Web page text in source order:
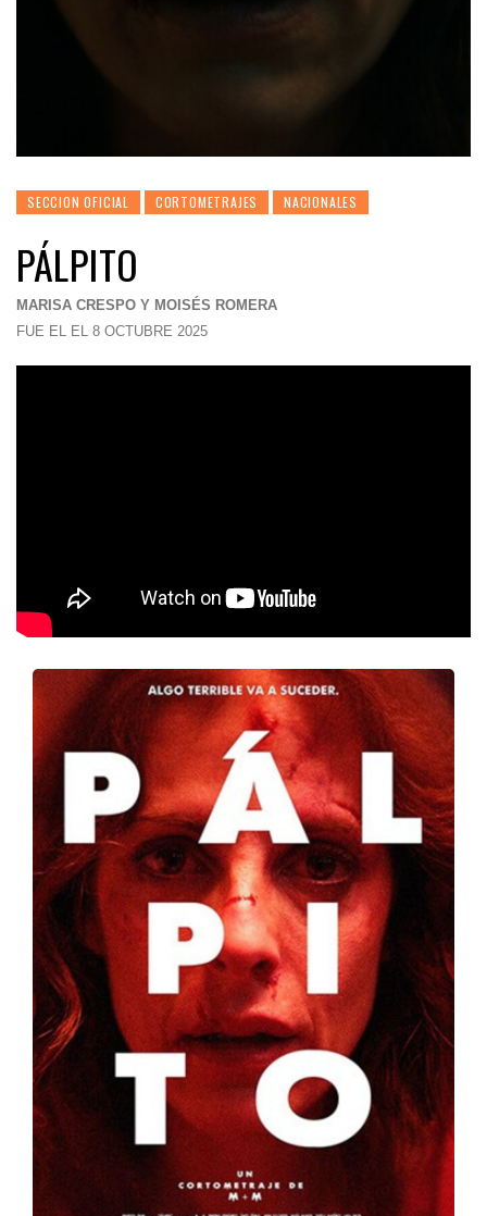
SECCION OFICIAL CORTOMETRAJES NACIONALES
PÁLPITO
MARISA CRESPO Y MOISÉS ROMERA
FUE EL EL 8 OCTUBRE 2025